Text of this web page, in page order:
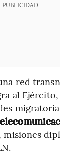
PUBLICIDAD
red
al
misiones